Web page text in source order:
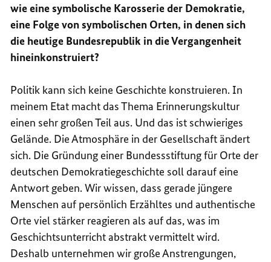
wie eine symbolische Karosserie der Demokratie,
eine Folge von symbolischen Orten, in denen sich
die heutige Bundesrepublik in die Vergangenheit
hineinkonstruiert?
Politik kann sich keine Geschichte konstruieren. In
meinem Etat macht das Thema Erinnerungskultur
einen sehr großen Teil aus. Und das ist schwieriges
Gelände. Die Atmosphäre in der Gesellschaft ändert
sich. Die Gründung einer Bundessstiftung für Orte der
deutschen Demokratiegeschichte soll darauf eine
Antwort geben. Wir wissen, dass gerade jüngere
Menschen auf persönlich Erzähltes und authentische
Orte viel stärker reagieren als auf das, was im
Geschichtsunterricht abstrakt vermittelt wird.
Deshalb unternehmen wir große Anstrengungen,